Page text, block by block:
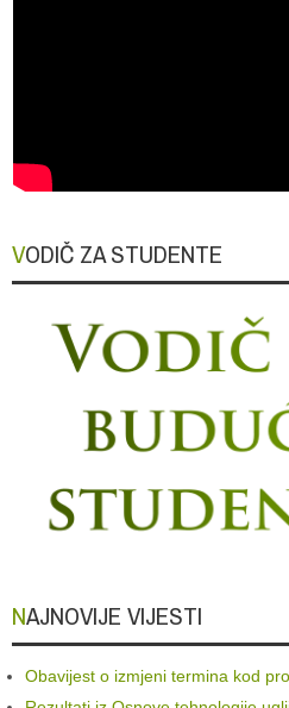
VODIČ ZA STUDENTE
NAJNOVIJE VIJESTI
Obavijest o izmjeni termina kod